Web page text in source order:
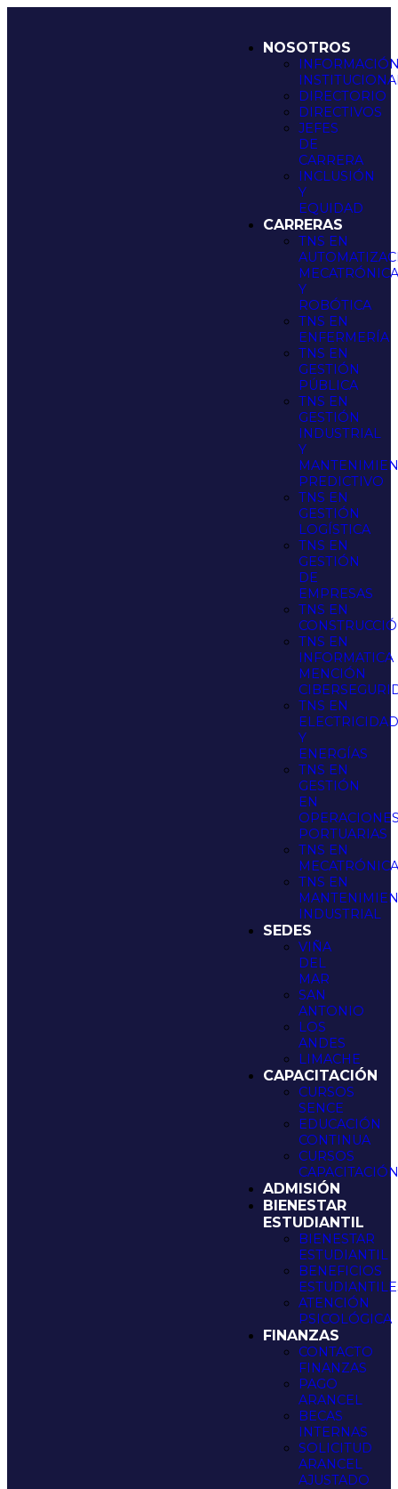
NOSOTROS
DIRECTORIO
DIRECTIVOS
JEFES
DE
CARRERA
INCLUSIÓN
Y
EQUIDAD
CARRERAS
TNS EN
Y
ROBÓTICA
TNS EN
ENFERMERÍA
TNS EN
GESTIÓN
PÚBLICA
TNS EN
GESTIÓN
INDUSTRIAL
Y
PREDICTIVO
TNS EN
GESTIÓN
LOGÍSTICA
TNS EN
GESTIÓN
DE
EMPRESAS
TNS EN
TNS EN
INFORMATICA
MENCIÓN
TNS EN
Y
ENERGÍAS
TNS EN
GESTIÓN
EN
PORTUARIAS
TNS EN
TNS EN
INDUSTRIAL
SEDES
VIÑA
DEL
MAR
SAN
ANTONIO
LOS
ANDES
LIMACHE
CAPACITACIÓN
CURSOS
SENCE
EDUCACIÓN
CONTINUA
CURSOS
ADMISIÓN
BIENESTAR
ESTUDIANTIL
BIENESTAR
ESTUDIANTIL
BENEFICIOS
ATENCIÓN
PSICOLÓGICA
FINANZAS
CONTACTO
FINANZAS
PAGO
ARANCEL
BECAS
INTERNAS
SOLICITUD
ARANCEL
AJUSTADO